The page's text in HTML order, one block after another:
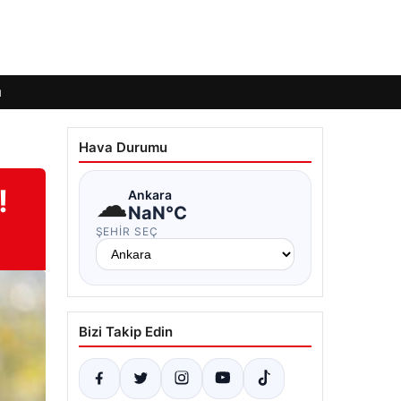
Hava Durumu
☁Ankara
NaN°C
ŞEHIR SEÇ
Bizi Takip Edin